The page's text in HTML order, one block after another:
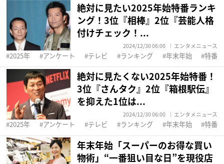
絶対に見たい2025年始特番ランキ
ング！3位『相棒』2位『芸能人格
付けチェック！...
2024/12/30 06:00 エンタメニュース
2025年 アンケート テレビ ランキング 年末年始 特番
絶対に見たくない2025年始特番！
3位『さんタク』2位『箱根駅伝』
を抑えた1位は...
2024/12/30 06:00 エンタメニュース
2025年 アンケート テレビ ランキング 年末年始 特番
年末年始「スーパーのお得な買い
物術」“一番狙い目な日”を現役店